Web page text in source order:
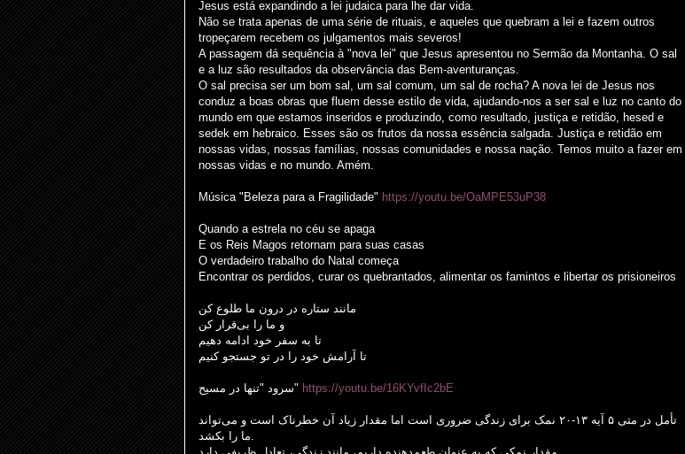
Jesus está expandindo a lei judaica para lhe dar vida.
Não se trata apenas de uma série de rituais, e aqueles que quebram a lei e fazem outros
tropeçarem recebem os julgamentos mais severos!
A passagem dá sequência à "nova lei" que Jesus apresentou no Sermão da Montanha. O sal
e a luz são resultados da observância das Bem-aventuranças.
O sal precisa ser um bom sal, um sal comum, um sal de rocha? A nova lei de Jesus nos
conduz a boas obras que fluem desse estilo de vida, ajudando-nos a ser sal e luz no canto do
mundo em que estamos inseridos e produzindo, como resultado, justiça e retidão, hesed e
sedek em hebraico. Esses são os frutos da nossa essência salgada. Justiça e retidão em
nossas vidas, nossas famílias, nossas comunidades e nossa nação. Temos muito a fazer em
nossas vidas e no mundo. Amém.
Música "Beleza para a Fragilidade" https://youtu.be/OaMPE53uP38
Quando a estrela no céu se apaga
E os Reis Magos retornam para suas casas
O verdadeiro trabalho do Natal começa
Encontrar os perdidos, curar os quebrantados, alimentar os famintos e libertar os prisioneiros
مانند ستاره در درون ما طلوع کن
و ما را بی‌قرار کن
تا به سفر خود ادامه دهیم
تا آرامش خود را در تو جستجو کنیم
سرود "تنها در مسیح" https://youtu.be/16KYvfIc2bE
تأمل در متی ۵ آیه ۱۳-۲۰ نمک برای زندگی ضروری است اما مقدار زیاد آن خطرناک است و می‌تواند
ما را بکشد.